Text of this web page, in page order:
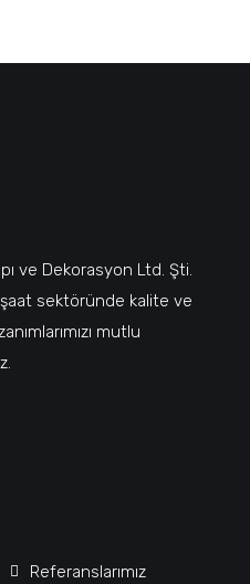
ve Dekorasyon Ltd. Şti.
sektöründe kalite ve
mutlu
Referanslarımız